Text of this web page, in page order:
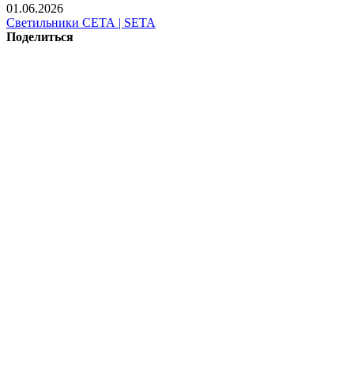
01.06.2026
Светильники СЕТА | SETA
Поделиться